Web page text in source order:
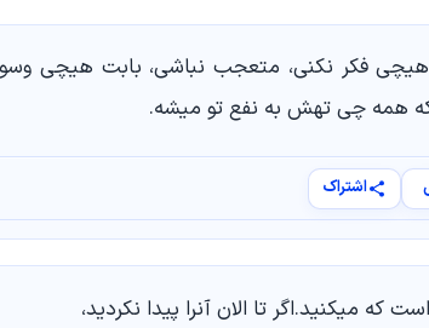
هیچی فکر نکنی، متعجب نباشی، بابت هیچی
همه چی تهش به نفع تو میشه.
اشتراک
میکنید.اگر تا الان آنرا پیدا نکردید،